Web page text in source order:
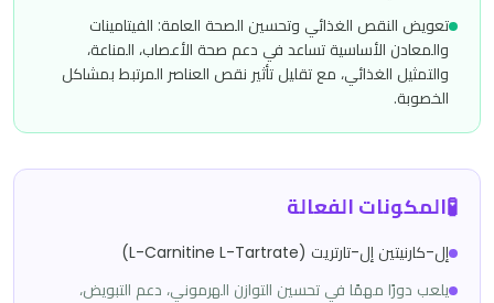
تعويض النقص الغذائي وتحسين الصحة العامة: الفيتامينات
والمعادن الأساسية تساعد في دعم صحة الأعصاب، المناعة،
والتمثيل الغذائي، مع تقليل تأثير نقص العناصر المرتبط بمشاكل
الخصوبة.
🧪المكونات الفعالة
إل-كارنيتين إل-تارتريت (L-Carnitine L-Tartrate)
يلعب دورًا مهمًا في تحسين التوازن الهرموني، دعم التبويض،